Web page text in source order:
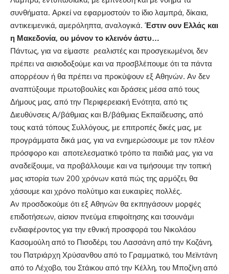
συνθήματα. Αρκεί να εφαρμοστούν το ίδιο λαμπρά, δίκαια,
αντικειμενικά, αμερόληπτα, αναλογικά. Έστιν ουν Ελλάς και
η Μακεδονία, ου μόνον το κλεινόν άστυ…
Πάντως, για να είμαστε ρεαλιστές και προσγειωμένοι, δεν
πρέπει να αισιοδοξούμε και να προσβλέπουμε ότι τα πάντα
απορρέουν ή θα πρέπει να προκύψουν εξ Αθηνών. Αν δεν
αναπτύξουμε πρωτοβουλίες και δράσεις μέσα από τους
Δήμους μας, από την Περιφερειακή Ενότητα, από τις
Διευθύνσεις Α/βάθμιας και Β/βάθμιας Εκπαίδευσης, από
τους κατά τόπους Συλλόγους, με επιτροπές δικές μας, με
προγράμματα δικά μας, για να ενημερώσουμε με τον πλέον
πρόσφορο και αποτελεσματικό τρόπο τα παιδιά μας, για να
αναδείξουμε, να προβάλλουμε και να τιμήσουμε την τοπική
μας ιστορία των 200 χρόνων κατά πώς της αρμόζει, θα
χάσουμε και χρόνο πολύτιμο και ευκαιρίες πολλές.
Αν προσδοκούμε ότι εξ Αθηνών θα εκπηγάσουν μορφές
επιδοτήσεων, αίσιον πνεύμα επιφοίτησης και τσουνάμι
ενδιαφέροντος για την εθνική προσφορά του Νικολάου
Κασομούλη από το Πισοδέρι, του Λασσάνη από την Κοζάνη,
του Πατριάρχη Χρύσανθου από το Γραμματικό, του Μεϊντάνη
από το Λέχοβο, του Στάικου από την Κέλλη, του Μποζίνη από